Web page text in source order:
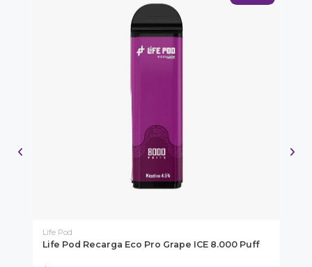
Life Pod
Life Pod Recarga Eco Pro Grape ICE 8.000 Puff